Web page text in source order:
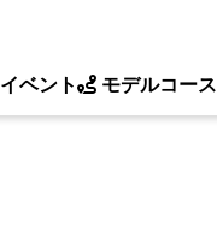
イベント モデルコース